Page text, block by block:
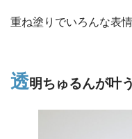
重ね塗りでいろんな表
透明ちゅるんが叶う